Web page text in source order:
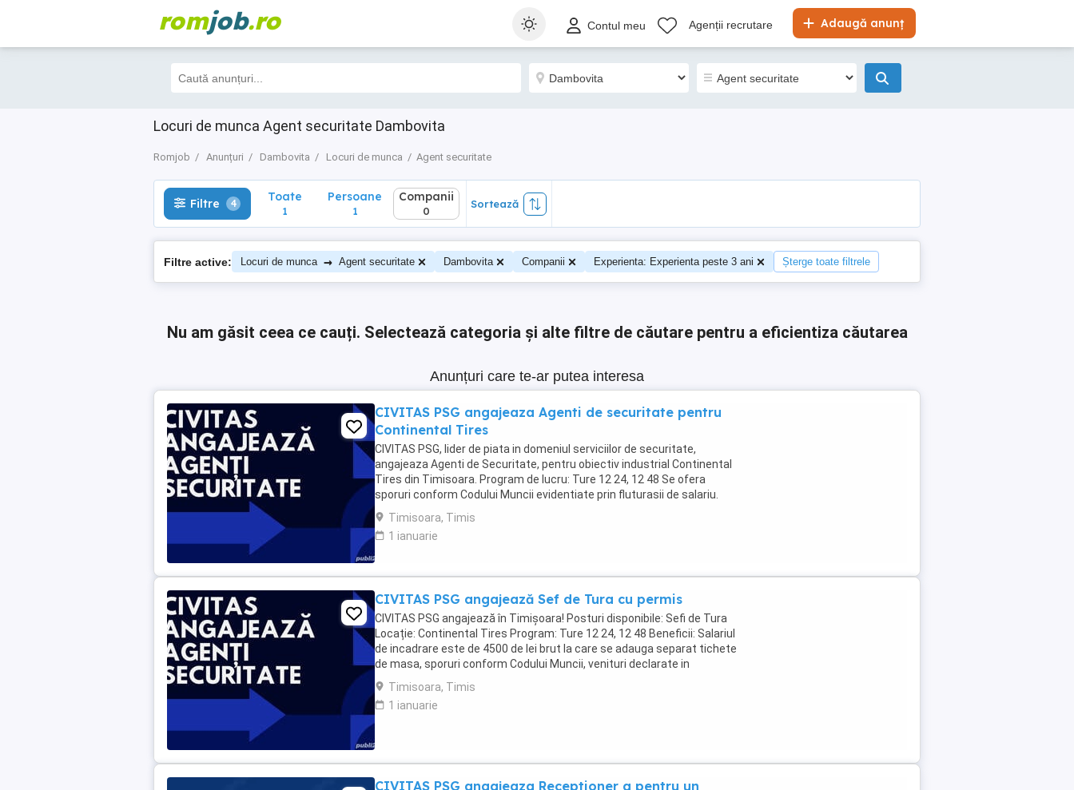
romjob.ro Adaugă anunț
Contul meu Agenții recrutare
Locuri de munca Agent securitate Dambovita
Romjob Anunțuri Dambovita Locuri de munca Agent securitate
Filtre 4 Toate
1
Filtre 4 Toate
1
Persoane
1
Companii
0
Sortează
Filtre active: Locuri de munca → Agent securitate Dambovita Companii Experienta: Experienta peste 3 ani Șterge toate filtrele
Nu am găsit ceea ce cauți. Selectează categoria și alte filtre de căutare pentru a eficientiza căutarea
Anunțuri care te-ar putea interesa
CIVITAS PSG angajeaza Agenti de securitate pentru
Continental Tires
CIVITAS PSG, lider de piata in domeniul serviciilor de securitate,
angajeaza Agenti de Securitate, pentru obiectiv industrial Continental
Tires din Timisoara. Program de lucru: Ture 12 24, 12 48 Se ofera
sporuri conform Codului Muncii evidentiate prin fluturasii de salariu.
Descrierea postului: Activitati ...
Timisoara, Timis
1 ianuarie
CIVITAS PSG angajează Sef de Tura cu permis
CIVITAS PSG angajează în Timișoara! Posturi disponibile: Sefi de Tura
Locație: Continental Tires Program: Ture 12 24, 12 48 Beneficii: Salariul
de incadrare este de 4500 de lei brut la care se adauga separat tichete
de masa, sporuri conform Codului Muncii, venituri declarate in
totalitate ...
Timisoara, Timis
1 ianuarie
CIVITAS PSG angajeaza Receptioner a pentru un